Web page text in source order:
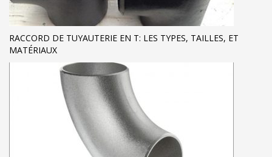
RACCORD DE TUYAUTERIE EN T: LES TYPES, TAILLES, ET
MATÉRIAUX